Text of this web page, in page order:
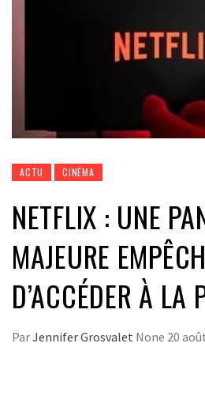
ACTU CINÉMA
NETFLIX : UNE
MAJEURE
D’ACCÉDER À LA
ParJennifer Grosvalet None 20